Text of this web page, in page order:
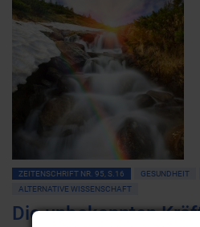
ZEITENSCHRIFT NR. 95, S.16 GESUNDHEIT
ALTERNATIVE WISSENSCHAFT
Die unbekannten